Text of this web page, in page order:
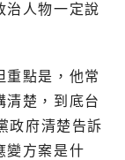
治人物一定說
重點是，他常
清楚，到底台
政府清楚告訴
變方案是什